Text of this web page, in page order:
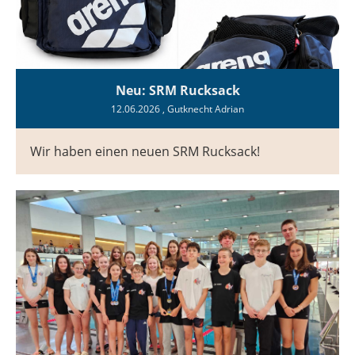
Neu: SRM Rucksack
12.06.2026 , Gutknecht Adrian
Wir haben einen neuen SRM Rucksack!